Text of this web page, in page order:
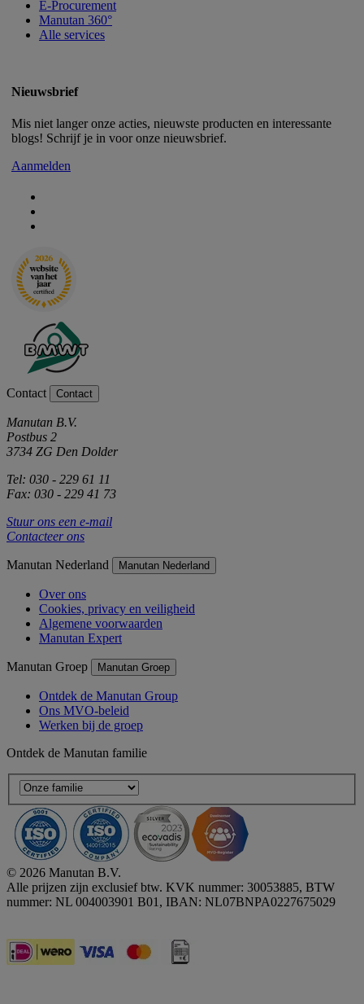
E-Procurement
Manutan 360°
Alle services
Nieuwsbrief
Mis niet langer onze acties, nieuwste producten en interessante
blogs! Schrijf je in voor onze nieuwsbrief.
Aanmelden
Contact Contact
Manutan B.V.
Postbus 2
3734 ZG Den Dolder
Tel: 030 - 229 61 11
Fax: 030 - 229 41 73
Stuur ons een e-mail
Contacteer ons
Manutan Nederland Manutan Nederland
Over ons
Cookies, privacy en veiligheid
Algemene voorwaarden
Manutan Expert
Manutan Groep Manutan Groep
Ontdek de Manutan Group
Ons MVO-beleid
Werken bij de groep
Ontdek de Manutan familie
© 2026 Manutan B.V.
Alle prijzen zijn exclusief btw. KVK nummer: 30053885, BTW
nummer: NL 004003901 B01, IBAN: NL07BNPA0227675029